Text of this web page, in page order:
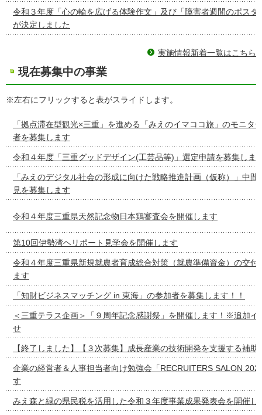
令和３年度「心の輪を広げる体験作文」及び「障害者週間のポスタ
が決定しました
実施情報新着一覧はこちら
現在募集中の事業
※左右にフリックすると表がスライドします。
「拠点滞在型観光×三重」を進める「みえのイマココ旅」のモニタ
者を募集します
令和４年度「三重グッドデザイン(工芸品等)」選定申請を募集しま
「みえのデジタル社会の形成に向けた戦略推進計画（仮称）」中
見を募集します
令和４年度三重県天然記念物日本鶏審査会を開催します
第10回伊勢湾ヘリポート見学会を開催します
令和４年度三重県新規就農者育成総合対策（就農準備資金）の交付
ます
「知財ビジネスマッチング in 東海」の参加者を募集します！！
＜三重テラス企画＞「９周年記念感謝祭」を開催します！※追加イ
せ
【終了しました】【３次募集】成長産業の技術開発を支援する補
企業の経営者＆人事担当者向け勉強会「RECRUITERS SALON
す
みえ森と緑の県民税を活用した令和３年度事業成果発表会を開催し